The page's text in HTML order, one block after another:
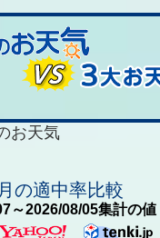
お天気
の適中率比較
～2026/08/05集計の値